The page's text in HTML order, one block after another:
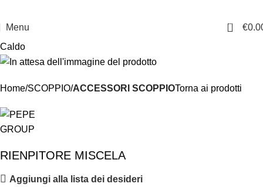
Menu 0 €
Caldo
Home SCOPPIO ACCESSORI SCOPPIOTorna ai prodotti
RIENPITORE MISCELA
Aggiungi alla lista dei desideri